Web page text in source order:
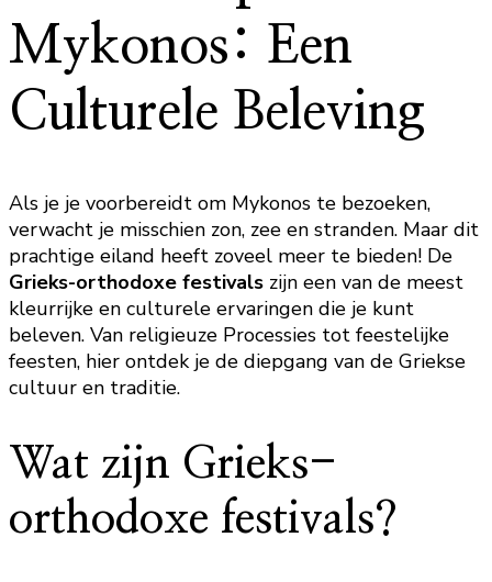
Mykonos: Een
Culturele Beleving
Als je je voorbereidt om Mykonos te bezoeken,
verwacht je misschien zon, zee en stranden. Maar dit
prachtige eiland heeft zoveel meer te bieden! De
Grieks-orthodoxe festivals zijn een van de meest
kleurrijke en culturele ervaringen die je kunt
beleven. Van religieuze Processies tot feestelijke
feesten, hier ontdek je de diepgang van de Griekse
cultuur en traditie.
Wat zijn Grieks-
orthodoxe festivals?